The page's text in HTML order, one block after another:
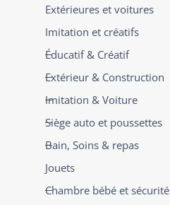
Extérieures et voitures
Imitation et créatifs
Éducatif & Créatif
Extérieur & Construction
Imitation & Voiture
Siège auto et poussettes
Bain, Soins & repas
Jouets
Chambre bébé et sécurité